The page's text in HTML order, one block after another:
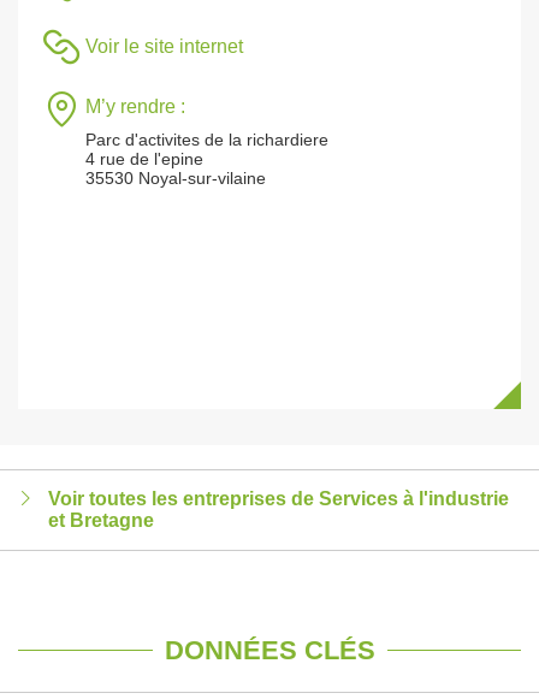
Voir le site internet
M’y rendre :
Parc d'activites de la richardiere
4 rue de l'epine
35530 Noyal-sur-vilaine
Voir toutes les entreprises de Services à l'industrie
et Bretagne
DONNÉES CLÉS